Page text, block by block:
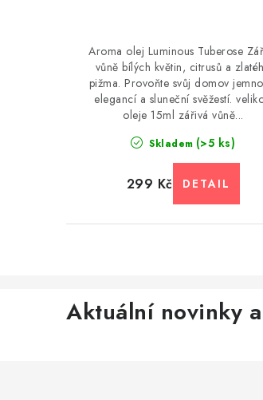
Skladem (>5 ks)
299 Kč
Aroma olej Luminous Tuberose
vůně bílých květin, citrusů a
pižma. Provoňte svůj domov
elegancí a sluneční svěžestí.
oleje 15ml zářivá vůně...
Aktuální novinky